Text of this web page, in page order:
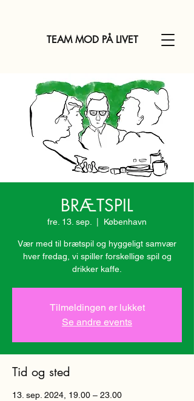
TEAM MOD PÅ LIVET
BRÆTSPIL
fre. 13. sep. København
Vær med til brætspil og hyggeligt samvær
hver fredag, vi spiller forskellige spil og
drikker kaffe.
Tilmeldingen er lukket
Se andre events
Tid og sted
13. sep. 2024, 19.00 – 23.00